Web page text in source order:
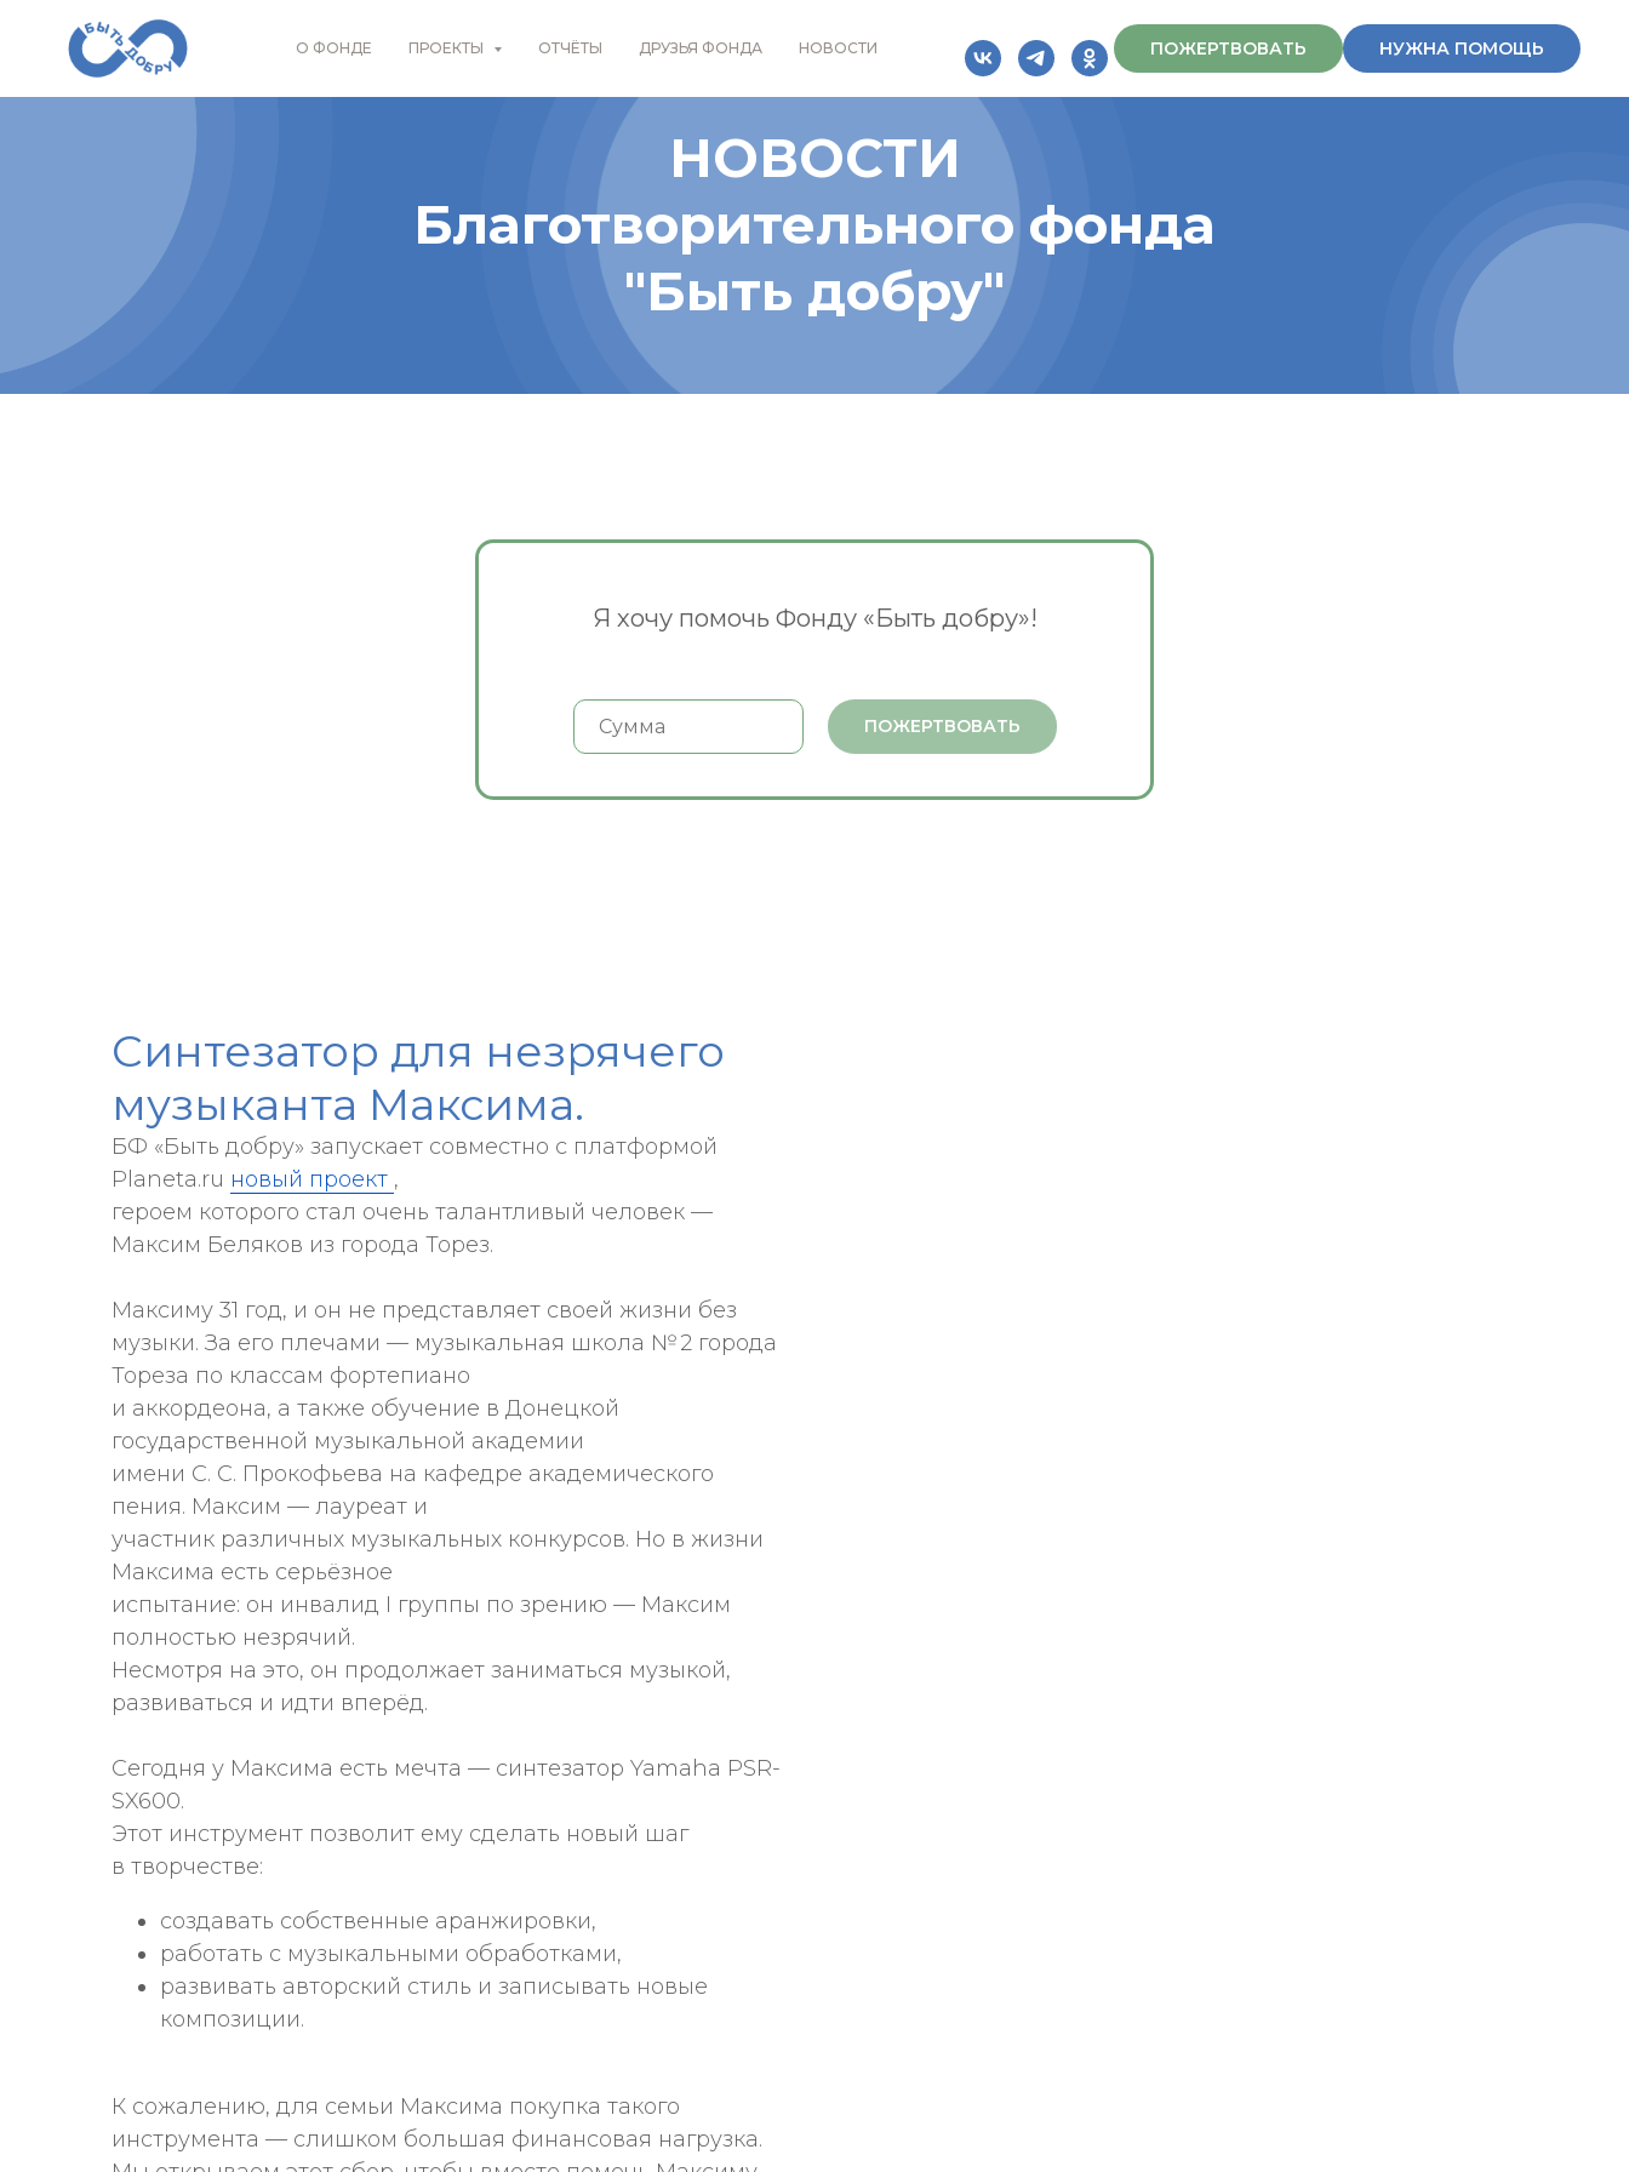
О ФОНДЕ ПРОЕКТЫ ОТЧЁТЫ ДРУЗЬЯ ФОНДА НОВОСТИ ПОЖЕРТВОВАТЬ НУЖНА ПОМОЩЬ
НОВОСТИ
Благотворительного фонда
"Быть добру"
Я хочу помочь Фонду «Быть добру»!
ПОЖЕРТВОВАТЬ
Синтезатор для незрячего
музыканта Максима.
БФ «Быть добру» запускает совместно с платформой
Planeta.ru новый проект ,
героем которого стал очень талантливый человек —
Максим Беляков из города Торез.
Максиму 31 год, и он не представляет своей жизни без
музыки. За его плечами — музыкальная школа № 2 города
Тореза по классам фортепиано
и аккордеона, а также обучение в Донецкой
государственной музыкальной академии
имени С. С. Прокофьева на кафедре академического
пения. Максим — лауреат и
участник различных музыкальных конкурсов. Но в жизни
Максима есть серьёзное
испытание: он инвалид I группы по зрению — Максим
полностью незрячий.
Несмотря на это, он продолжает заниматься музыкой,
развиваться и идти вперёд.
Сегодня у Максима есть мечта — синтезатор Yamaha PSR-
SX600.
Этот инструмент позволит ему сделать новый шаг
в творчестве:
создавать собственные аранжировки,
работать с музыкальными обработками,
развивать авторский стиль и записывать новые
композиции.
К сожалению, для семьи Максима покупка такого
инструмента — слишком большая финансовая нагрузка.